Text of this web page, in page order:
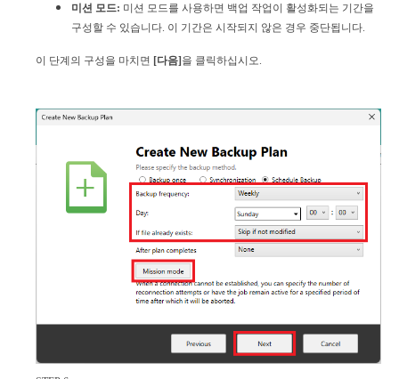
미션 모드: 미션 모드를 사용하면 백업 작업이 활성화되는 기간을
구성할 수 있습니다. 이 기간은 시작되지 않은 경우 중단됩니다.
이 단계의 구성을 마치면 [다음] 을 클릭하십시오.